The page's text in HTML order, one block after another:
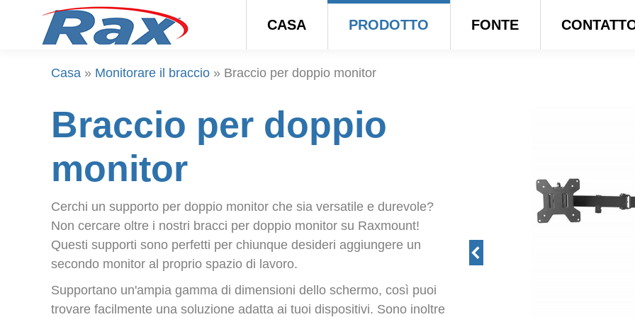
CASA PRODOTTO FONTE
Casa » Monitorare il braccio » Braccio per doppio monitor
Braccio per doppio
monitor
Cerchi un supporto per doppio monitor che sia versatile e durevole?
Non cercare oltre i nostri bracci per doppio monitor su Raxmount!
Questi supporti sono perfetti per chiunque desideri aggiungere un
secondo monitor al proprio spazio di lavoro.
Supportano un'ampia gamma di dimensioni dello schermo, così puoi
trovare facilmente una soluzione adatta ai tuoi dispositivi. Sono inoltre